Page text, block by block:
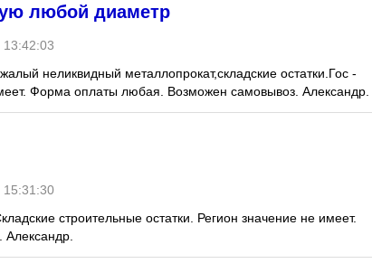
любой диаметр
13:42:03
неликвидный металлопрокат,складские остатки.Гос -
Форма оплаты любая. Возможен самовывоз. Александр.
15:31:30
строительные остатки. Регион значение не имеет.